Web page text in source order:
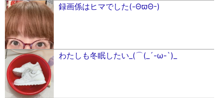
録画係はヒマでした(-ΘϖΘ-)
わたしも冬眠したい_(⌒(_´-ω-`)_